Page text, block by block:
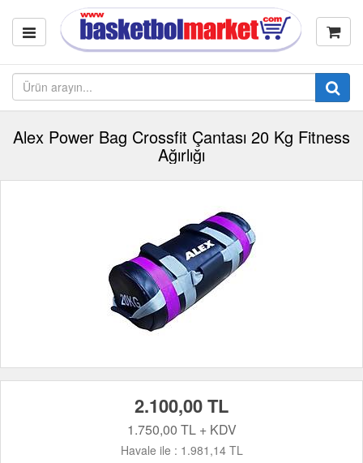
Alex Power Bag Crossfit Çantası 20 Kg Fitness
Ağırlığı
2.100,00 TL
1.750,00 TL + KDV
Havale ile : 1.981,14 TL